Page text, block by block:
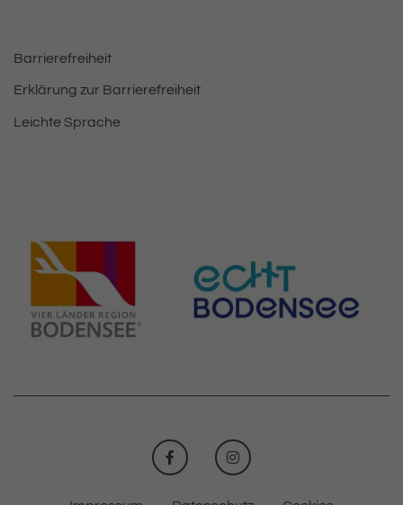
Barrierefreiheit
Erklärung zur Barrierefreiheit
Leichte Sprache
FACEBOOKINSTAGRAM